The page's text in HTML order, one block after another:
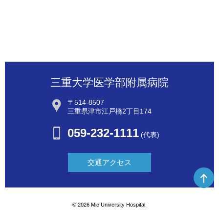
三重大学医学部附属病院
〒514-8507
三重県津市江戸橋2丁目174
059-232-1111 (代表)
交通アクセス
© 2026 Mie University Hospital.